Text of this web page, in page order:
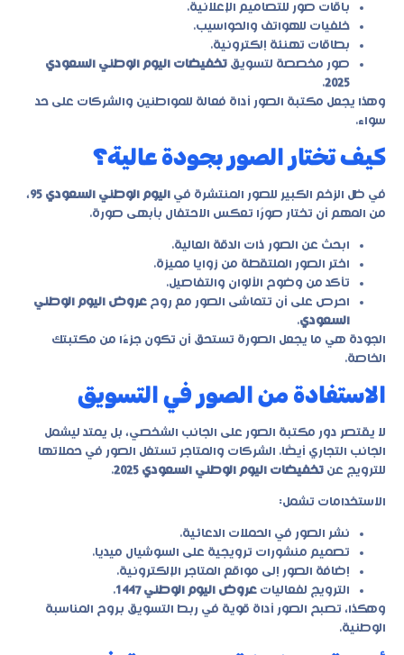
باقات صور للتصاميم الإعلانية.
خلفيات للهواتف والحواسيب.
بطاقات تهنئة إلكترونية.
صور مخصصة لتسويق تخفيضات اليوم الوطني السعودي
2025
.
وهذا يجعل مكتبة الصور أداة فعالة للمواطنين والشركات على حد
سواء.
كيف تختار الصور بجودة عالية؟
في ظل الزخم الكبير للصور المنتشرة في اليوم الوطني السعودي 95
،
من المهم أن تختار صورًا تعكس الاحتفال بأبهى صورة.
ابحث عن الصور ذات الدقة العالية.
اختر الصور الملتقطة من زوايا مميزة.
تأكد من وضوح الألوان والتفاصيل.
احرص على أن تتماشى الصور مع روح عروض اليوم الوطني
السعودي.
الجودة هي ما يجعل الصورة تستحق أن تكون جزءًا من مكتبتك
الخاصة.
الاستفادة من الصور في التسويق
لا يقتصر دور مكتبة الصور على الجانب الشخصي، بل يمتد ليشمل
الجانب التجاري أيضًا. الشركات والمتاجر تستغل الصور في حملاتها
للترويج عن تخفيضات اليوم الوطني السعودي 2025 .
الاستخدامات تشمل:
نشر الصور في الحملات الدعائية.
تصميم منشورات ترويجية على السوشيال ميديا.
إضافة الصور إلى مواقع المتاجر الإلكترونية.
الترويج لفعاليات عروض اليوم الوطني 1447
.
وهكذا، تصبح الصور أداة قوية في ربط التسويق بروح المناسبة
الوطنية.